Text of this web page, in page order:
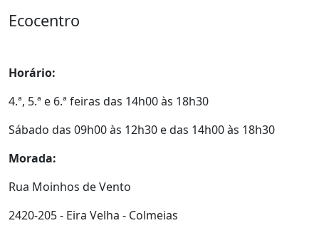
Ecocentro
Horário:
4.ª, 5.ª e 6.ª feiras das 14h00 às 18h30
Sábado das 09h00 às 12h30 e das 14h00 às 18h30
Morada:
Rua Moinhos de Vento
2420-205 - Eira Velha - Colmeias